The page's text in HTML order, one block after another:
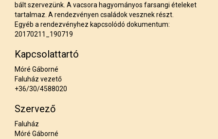
bált szervezünk. A vacsora hagyományos farsangi ételeket
tartalmaz. A rendezvényen családok vesznek részt.
Egyéb a rendezvényhez kapcsolódó dokumentum:
20170211_190719
Kapcsolattartó
Móré Gáborné
Faluház vezető
+36/30/4588020
Szervező
Faluház
Móré Gáborné